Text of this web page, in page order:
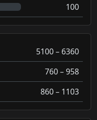
100
5100 – 6360
760 – 958
860 – 1103